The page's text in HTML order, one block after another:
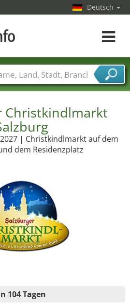
Christkindlmarkt
2027 | Christkindlmarkt auf dem
dem Residenzplatz
104 Tagen
Deutsch
Toggle
Städte
Branchen